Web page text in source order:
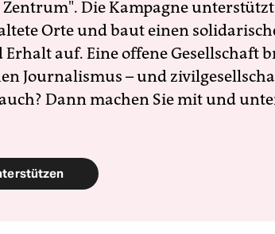
Die Kampagne
Orte und baut einen
Erhalt auf. Eine offene Gesellschaft
Journalismus – und
Dann machen Sie mit und